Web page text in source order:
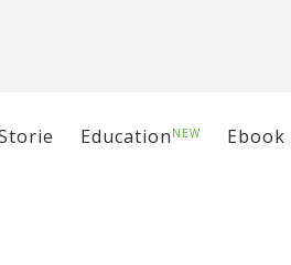
Education NEW Ebook